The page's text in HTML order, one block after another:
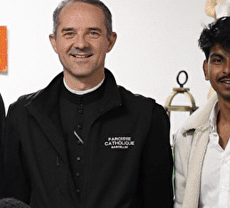
Exporter les lignes
Exporter toutes les colonnes
Exporter uniquement les
Menu
Activités adolescents
Grands Jeunes - 18 à 30 ans